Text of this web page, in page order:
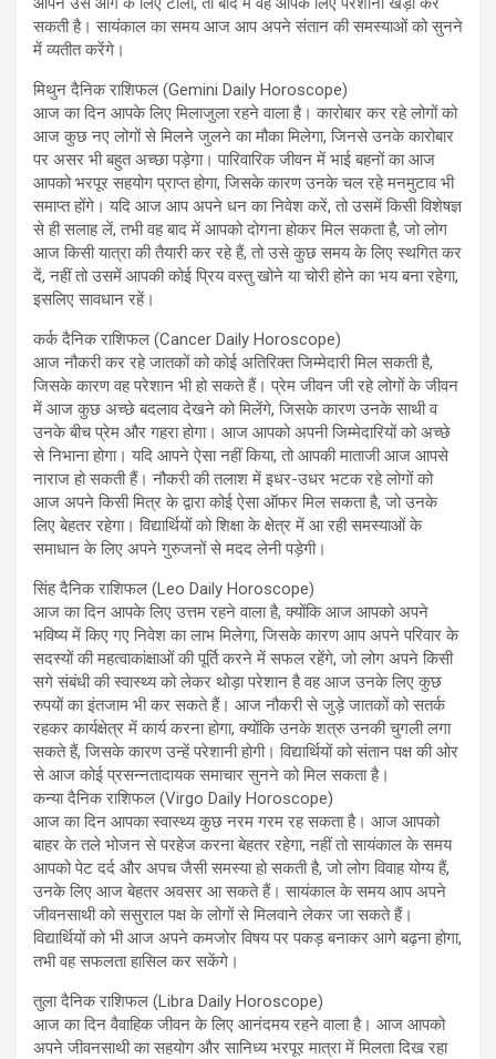
सकती है। सायंकाल का समय आज आप अपने संतान की समस्याओं को सुनने
में व्यतीत करेंगे।
मिथुन दैनिक राशिफल (Gemini Daily Horoscope)
आज का दिन आपके लिए मिलाजुला रहने वाला है। कारोबार कर रहे लोगों को
आज कुछ नए लोगों से मिलने जुलने का मौका मिलेगा, जिनसे उनके कारोबार
पर असर भी बहुत अच्छा पड़ेगा। पारिवारिक जीवन में भाई बहनों का आज
आपको भरपूर सहयोग प्राप्त होगा, जिसके कारण उनके चल रहे मनमुटाव भी
समाप्त होंगे। यदि आज आप अपने धन का निवेश करें, तो उसमें किसी विशेषज्ञ
से ही सलाह लें, तभी वह बाद में आपको दोगना होकर मिल सकता है, जो लोग
आज किसी यात्रा की तैयारी कर रहे हैं, तो उसे कुछ समय के लिए स्थगित कर
दें, नहीं तो उसमें आपकी कोई प्रिय वस्तु खोने या चोरी होने का भय बना रहेगा,
इसलिए सावधान रहें।
कर्क दैनिक राशिफल (Cancer Daily Horoscope)
आज नौकरी कर रहे जातकों को कोई अतिरिक्त जिम्मेदारी मिल सकती है,
जिसके कारण वह परेशान भी हो सकते हैं। प्रेम जीवन जी रहे लोगों के जीवन
में आज कुछ अच्छे बदलाव देखने को मिलेंगे, जिसके कारण उनके साथी व
उनके बीच प्रेम और गहरा होगा। आज आपको अपनी जिम्मेदारियों को अच्छे
से निभाना होगा। यदि आपने ऐसा नहीं किया, तो आपकी माताजी आज आपसे
नाराज हो सकती हैं। नौकरी की तलाश में इधर-उधर भटक रहे लोगों को
आज अपने किसी मित्र के द्वारा कोई ऐसा ऑफर मिल सकता है, जो उनके
लिए बेहतर रहेगा। विद्यार्थियों को शिक्षा के क्षेत्र में आ रही समस्याओं के
समाधान के लिए अपने गुरुजनों से मदद लेनी पड़ेगी।
सिंह दैनिक राशिफल (Leo Daily Horoscope)
आज का दिन आपके लिए उत्तम रहने वाला है, क्योंकि आज आपको अपने
भविष्य में किए गए निवेश का लाभ मिलेगा, जिसके कारण आप अपने परिवार के
सदस्यों की महत्वाकांक्षाओं की पूर्ति करने में सफल रहेंगे, जो लोग अपने किसी
सगे संबंधी की स्वास्थ्य को लेकर थोड़ा परेशान है वह आज उनके लिए कुछ
रुपयों का इंतजाम भी कर सकते हैं। आज नौकरी से जुड़े जातकों को सतर्क
रहकर कार्यक्षेत्र में कार्य करना होगा, क्योंकि उनके शत्रु उनकी चुगली लगा
सकते हैं, जिसके कारण उन्हें परेशानी होगी। विद्यार्थियों को संतान पक्ष की ओर
से आज कोई प्रसन्नतादायक समाचार सुनने को मिल सकता है।
कन्या दैनिक राशिफल (Virgo Daily Horoscope)
आज का दिन आपका स्वास्थ्य कुछ नरम गरम रह सकता है। आज आपको
बाहर के तले भोजन से परहेज करना बेहतर रहेगा, नहीं तो सायंकाल के समय
आपको पेट दर्द और अपच जैसी समस्या हो सकती है, जो लोग विवाह योग्य हैं,
उनके लिए आज बेहतर अवसर आ सकते हैं। सायंकाल के समय आप अपने
जीवनसाथी को ससुराल पक्ष के लोगों से मिलवाने लेकर जा सकते हैं।
विद्यार्थियों को भी आज अपने कमजोर विषय पर पकड़ बनाकर आगे बढ़ना होगा,
तभी वह सफलता हासिल कर सकेंगे।
तुला दैनिक राशिफल (Libra Daily Horoscope)
आज का दिन वैवाहिक जीवन के लिए आनंदमय रहने वाला है। आज आपको
अपने जीवनसाथी का सहयोग और सानिध्य भरपूर मात्रा में मिलता दिख रहा